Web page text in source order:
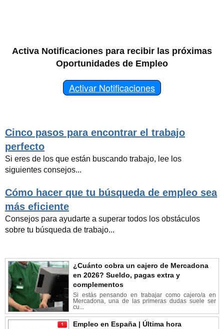
Activa Notificaciones para recibir las próximas
Oportunidades de Empleo
Activar Notificaciones
Cinco pasos para encontrar el trabajo
perfecto
Si eres de los que están buscando trabajo, lee los
siguientes consejos...
Cómo hacer que tu búsqueda de empleo sea
más eficiente
Consejos para ayudarte a superar todos los obstáculos
sobre tu búsqueda de trabajo...
¿Cuánto cobra un cajero de Mercadona
en 2026? Sueldo, pagas extra y
complementos
Si estás pensando en trabajar como cajero/a en
Mercadona, una de las primeras dudas suele ser
cu...
Empleo en España | Última hora